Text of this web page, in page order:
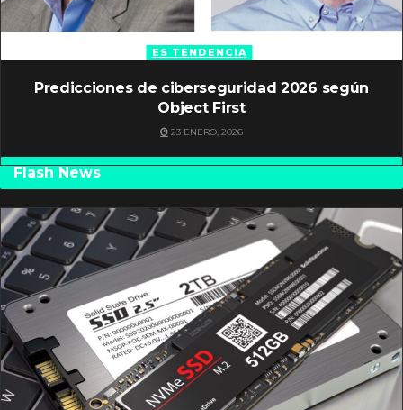
ES TENDENCIA
Predicciones de ciberseguridad 2026 según
Object First
23 ENERO, 2026
Flash News